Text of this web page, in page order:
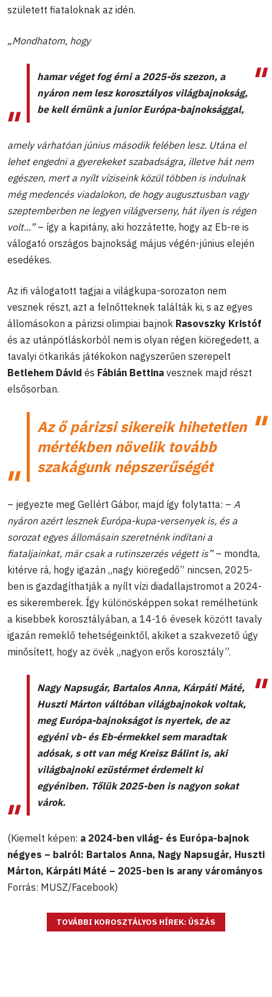
született fiataloknak az idén.
„Mondhatom, hogy
hamar véget fog érni a 2025-ös szezon, a
nyáron nem lesz korosztályos világbajnokság,
be kell érnünk a junior Európa-bajnoksággal,
amely várhatóan június második felében lesz. Utána el
lehet engedni a gyerekeket szabadságra, illetve hát nem
egészen, mert a nyílt víziseink közül többen is indulnak
még medencés viadalokon, de hogy augusztusban vagy
szeptemberben ne legyen világverseny, hát ilyen is régen
volt...”– így a kapitány, aki hozzátette, hogy az Eb-re is
válogató országos bajnokság május végén-június elején
esedékes.
Az ifi válogatott tagjai a világkupa-sorozaton nem
vesznek részt, azt a felnőtteknek találták ki, s az egyes
állomásokon a párizsi olimpiai bajnok Rasovszky Kristóf
és az utánpótláskorból nem is olyan régen kiöregedett, a
tavalyi ötkarikás játékokon nagyszerűen szerepelt
Betlehem Dávid és Fábián Bettina vesznek majd részt
elsősorban.
Az ő párizsi sikereik hihetetlen
mértékben növelik tovább
szakágunk népszerűségét
– jegyezte meg Gellért Gábor, majd így folytatta: – A
nyáron azért lesznek Európa-kupa-versenyek is, és a
sorozat egyes állomásain szeretnénk indítani a
fiataljainkat, már csak a rutinszerzés végett is”– mondta,
kitérve rá, hogy igazán „nagy kiöregedő” nincsen, 2025-
ben is gazdagíthatják a nyílt vízi diadallajstromot a 2024-
es sikeremberek. Így különösképpen sokat remélhetünk
a kisebbek korosztályában, a 14-16 évesek között tavaly
igazán remeklő tehetségeinktől, akiket a szakvezető úgy
minősített, hogy az övék „nagyon erős korosztály”.
Nagy Napsugár, Bartalos Anna, Kárpáti Máté,
Huszti Márton váltóban világbajnokok voltak,
meg Európa-bajnokságot is nyertek, de az
egyéni vb- és Eb-érmekkel sem maradtak
adósak, s ott van még Kreisz Bálint is, aki
világbajnoki ezüstérmet érdemelt ki
egyéniben. Tőlük 2025-ben is nagyon sokat
várok.
(Kiemelt képen: a 2024-ben világ- és Európa-bajnok
négyes – balról: Bartalos Anna, Nagy Napsugár, Huszti
Márton, Kárpáti Máté – 2025-ben is arany várományos
Forrás: MUSZ/Facebook)
TOVÁBBI KOROSZTÁLYOS HÍREK: ÚSZÁS